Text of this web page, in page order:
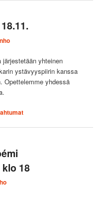
yhteinen
ystävyyspiirin kanssa
Opettelemme yhdessä
18